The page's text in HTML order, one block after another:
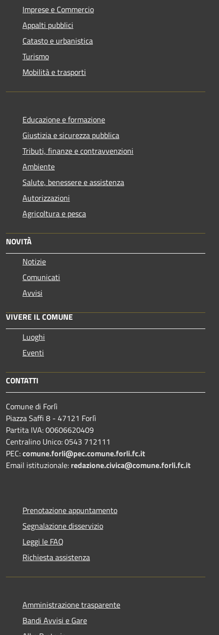
Imprese e Commercio
Appalti pubblici
Catasto e urbanistica
Turismo
Mobilità e trasporti
Educazione e formazione
Giustizia e sicurezza pubblica
Tributi, finanze e contravvenzioni
Ambiente
Salute, benessere e assistenza
Autorizzazioni
Agricoltura e pesca
NOVITÀ
Notizie
Comunicati
Avvisi
VIVERE IL COMUNE
Luoghi
Eventi
CONTATTI
Comune di Forlì
Piazza Saffi 8 - 47121 Forlì
Partita IVA: 00606620409
Centralino Unico: 0543 712111
PEC:comune.forli@pec.comune.forli.fc.it
Email istituzionale: redazione.civica@comune.forli.fc.it
Prenotazione appuntamento
Segnalazione disservizio
Leggi le FAQ
Richiesta assistenza
Amministrazione trasparente
Bandi Avvisi e Gare